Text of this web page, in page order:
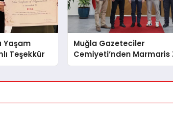
Yaşam
Teşekkür
Muğla Gazeteciler
Cemiyeti’nden Marmaris